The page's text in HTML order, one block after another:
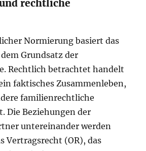
rechtliche
Normierung basiert das
Grundsatz der
Rechtlich betrachtet handelt
faktisches Zusammenleben,
familienrechtliche
Die Beziehungen der
untereinander werden
Vertragsrecht (OR), das